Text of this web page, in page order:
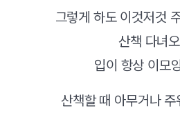
그렇게 하도 이것저것
산책 다녀
입이 항상 이모
산책할 때 아무거나 주